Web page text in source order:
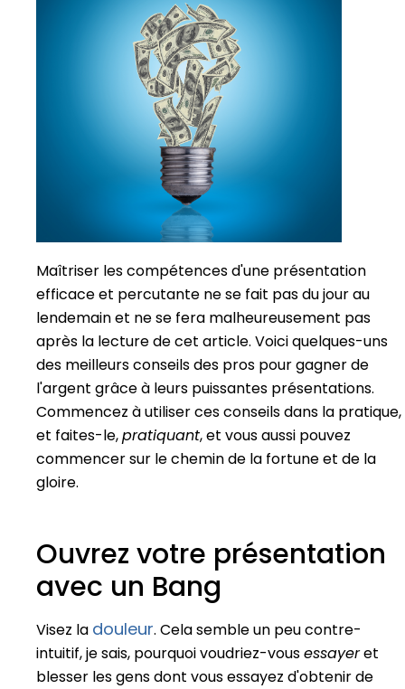
Maîtriser les compétences d'une présentation
efficace et percutante ne se fait pas du jour au
lendemain et ne se fera malheureusement pas
après la lecture de cet article. Voici quelques-uns
des meilleurs conseils des pros pour gagner de
l'argent grâce à leurs puissantes présentations.
Commencez à utiliser ces conseils dans la pratique,
et faites-le,pratiquant, et vous aussi pouvez
commencer sur le chemin de la fortune et de la
gloire.
Ouvrez votre présentation
avec un Bang
Visez la douleur. Cela semble un peu contre-
intuitif, je sais, pourquoi voudriez-vousessayeret
blesser les gens dont vous essayez d'obtenir de